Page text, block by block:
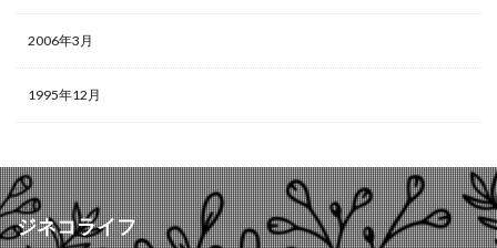
2006年3月
1995年12月
ジネコライフ